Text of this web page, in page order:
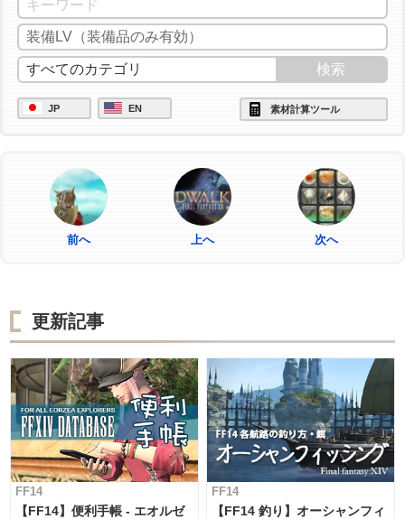
JP EN 素材計算ツール
前へ 上へ 次へ
更新記事
FF14
【FF14】便利手帳 - エオルゼ
FF14
【FF14 釣り】オーシャンフィ